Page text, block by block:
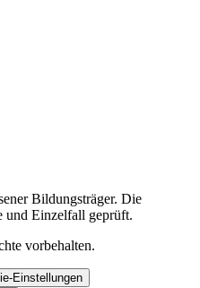
Bildungsträger. Die
und Einzelfall geprüft.
vorbehalten.
Einstellungen